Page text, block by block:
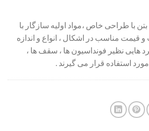
با طراحی خاص ،مواد اولیه سازگار با
قیمت مناسب در اشکال ، انواع و اندازه
هایی نظیر فونداسیون ها ، سقف ها ،
استفاده قرار می گیرند .